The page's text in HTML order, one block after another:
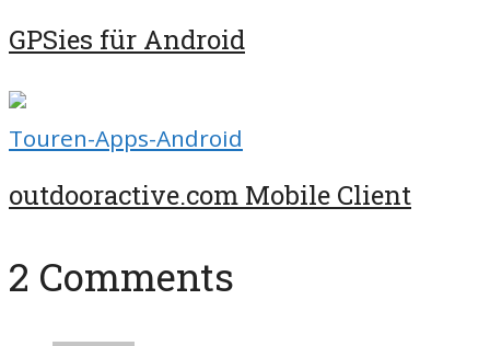
GPSies für Android
Touren-Apps-Android
outdooractive.com Mobile Client
2 Comments